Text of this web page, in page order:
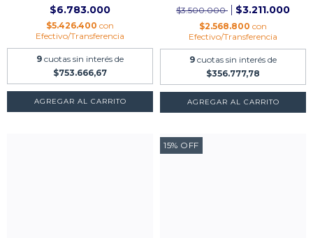
$6.783.000
$5.426.400 con
Efectivo/Transferencia
9 cuotas sin interés de
$753.666,67
$3.500.000
$3.211.000
$2.568.800 con
Efectivo/Transferencia
9 cuotas sin interés de
$356.777,78
15% OFF